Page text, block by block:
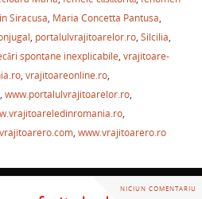
A
p
p
a
ză
Siracusa, Maria Concetta Pantusa,
, portalulvrajitoarelor.ro, Silcilia,
spontane inexplicabile, vrajitoare-
, vrajitoareonline.ro,
, www.portalulvrajitoarelor.ro,
,
, www.vrajitoarero.ro
NICIUN COMENTARIU